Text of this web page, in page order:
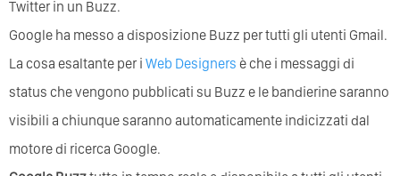
Twitter in un Buzz.
Google ha messo a disposizione Buzz per tutti gli utenti Gmail.
La cosa esaltante per i Web Designers è che i messaggi di
status che vengono pubblicati su Buzz e le bandierine saranno
visibili a chiunque saranno automaticamente indicizzati dal
motore di ricerca Google.